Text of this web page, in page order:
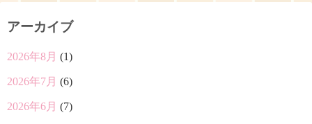
アーカイブ
2026年8月 (1)
2026年7月 (6)
2026年6月 (7)